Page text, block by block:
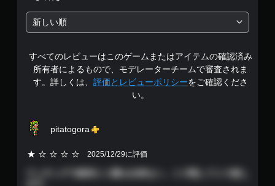
階
中
の
4
で
新しい順
すべてのレビューはこのゲームまたはアイテムの確認済み
所有者によるもので、モデレーターチームで審査されま
す。詳しくは、 評価とレビューポリシーをご確認くださ
い。
pitatogora
2025/12/29に評価